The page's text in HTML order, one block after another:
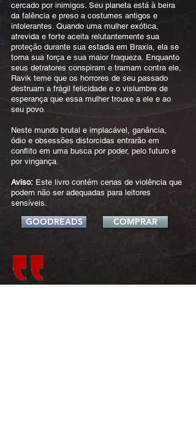
cercado por inimigos. Seu planeta está à beira
da falência e preso a costumes antigos e
intolerantes. Quando uma mulher exótica,
atrevida e forte aceita relutantemente sua
proteção durante sua estadia em Braxia, ela se
torna sua força e sua maior fraqueza. Enquanto
seus detratores conspiram e tramam contra ele,
Ravik teme que os horrores de seu passado
destruam a frágil felicidade e o vislumbre de
esperança que essa mulher trouxe a ele e ao
seu povo.
Neste mundo brutal e implacável, ganância,
ódio e obsessões distorcidas entrarão em
conflito em uma busca por poder, pelo futuro e
por vingança.
Aviso: Este livro contém cenas de violência que
podem não ser adequadas para leitores
sensíveis.
GOODREADS COMPRAR